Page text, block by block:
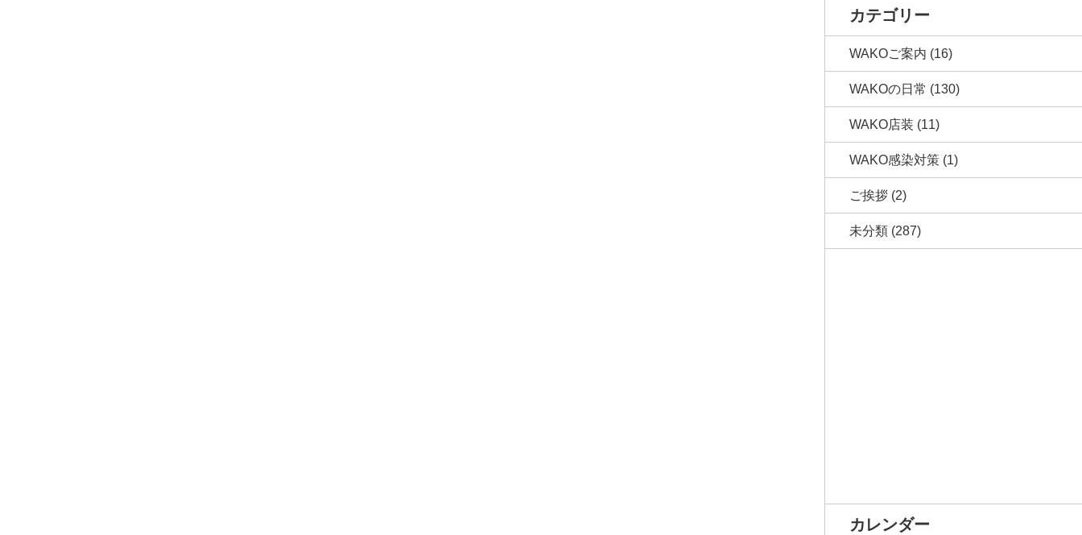
カテゴリー
WAKOご案内 (16)
WAKOの日常 (130)
WAKO店装 (11)
WAKO感染対策 (1)
ご挨拶 (2)
未分類 (287)
カレンダー